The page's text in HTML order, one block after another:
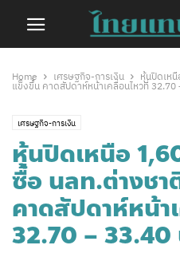
Home เศรษฐกิจ-การเงิน
หุ้นปิดเห
แข็งขึ้น คาดสัปดาห์หน้าเคลื่อนไหวที่
เศรษฐกิจ-การเงิน
หุ้นปิดเหนือ
ซื้อ นลท.ต่างช
คาดสัปดาห์หน้า
32.70 –